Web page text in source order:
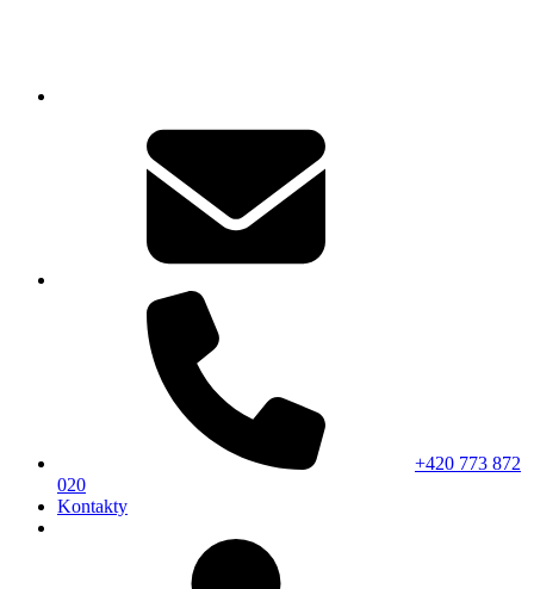
+420 773 872
020
Kontakty